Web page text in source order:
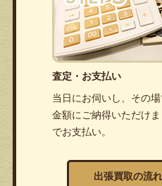
査定・お支払い
当日にお伺いし、その
金額にご納得いただけ
でお支払い。
出張買取の流